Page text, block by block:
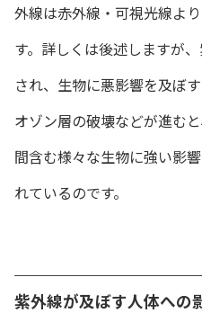
外線は赤外線・可視光線よ
す。詳しくは後述しますが
され、生物に悪影響を及ぼ
オゾン層の破壊などが進む
間含む様々な生物に強い影
れているのです。
紫外線が及ぼす人体への